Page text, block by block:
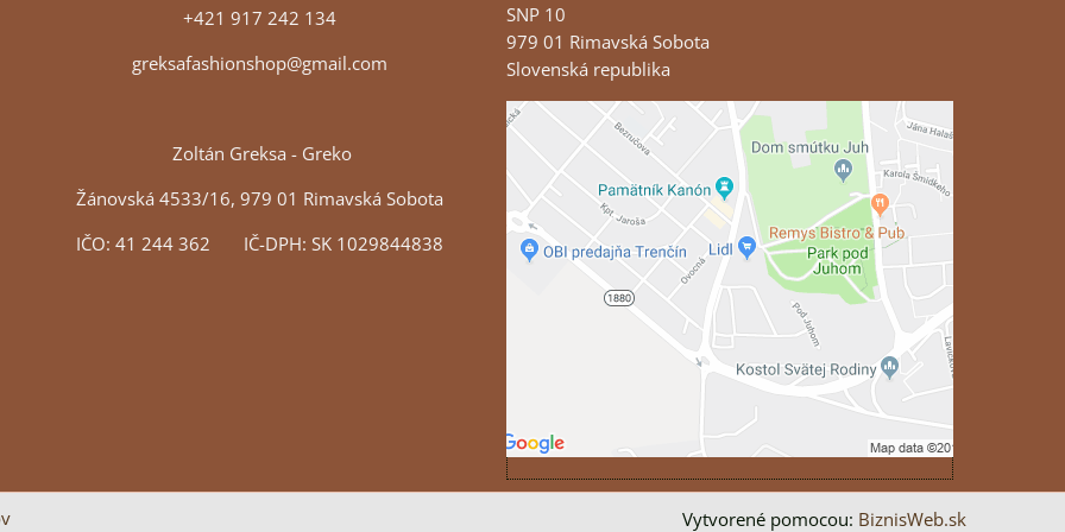
+421 917 242 134
greksafashionshop@gmail.com
Zoltán Greksa - Greko
Žánovská 4533/16, 979 01 Rimavská Sobota
IČO: 41 244 362 IČ-DPH: SK 1029844838
SNP 10
979 01 Rimavská Sobota
Slovenská republika
Externý obsah je blokovaný Voľbami
súkromia
Prajete si načítať externý obsah?
Povoliť tentokrát
Povoliť a zapamätať - súhlas s druhom
cookie: Funkčné
Otvoriť obsah v novom okne
Vytvorené pomocou: BiznisWeb.sk